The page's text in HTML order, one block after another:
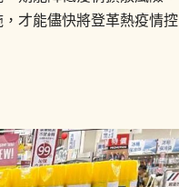
才能儘快將登革熱疫情控